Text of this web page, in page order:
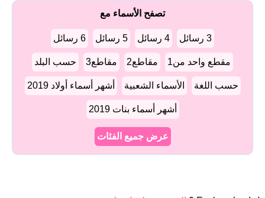
تصفح الأسماء مع
3 رسائل 4 رسائل 5 رسائل 6 رسائل
مقطع واحد من1 مقاطع2 مقاطع3 حسب البلد
حسب اللغة الأسماء الشعبية أشهر أسماء أولاد 2019
أشهر أسماء بنات 2019
عرض جميع الفئات